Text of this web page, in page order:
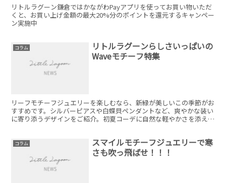
リトルラグーン鎌倉ではかながわPayアプリを使ってお買い物いただ
くと、お買い上げ金額の最大20%分のポイントを還元するキャンペー
ン実施中
コラム
リトルラグーンらしさいっぱいの
Waveモチーフ特集
リーフモチーフジュエリーを楽しむなら、新緑が美しいこの季節がお
すすめです。シルバーピアスや白蝶貝ペンダントなど、爽やかな装い
に寄り添うデザインをご紹介。初夏コーデに自然な軽やかさを添えて
コラム
スマイルモチーフジュエリーで寒
さも吹っ飛ばせ！！！